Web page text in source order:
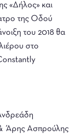
«Δήλος» και
της Οδού
του 2018 θα
στο
Άρης Ασπρούλης